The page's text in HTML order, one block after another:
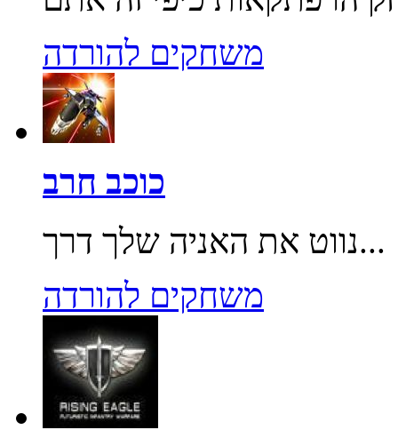
משחקים להורדה
כוכב חרב
נווט את האניה שלך דרך...
משחקים להורדה